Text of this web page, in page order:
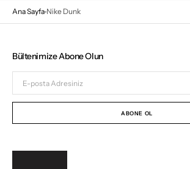
Ana Sayfa Nike Dunk
Bültenimize Abone Olun
posta
Adresiniz
ABONE OL